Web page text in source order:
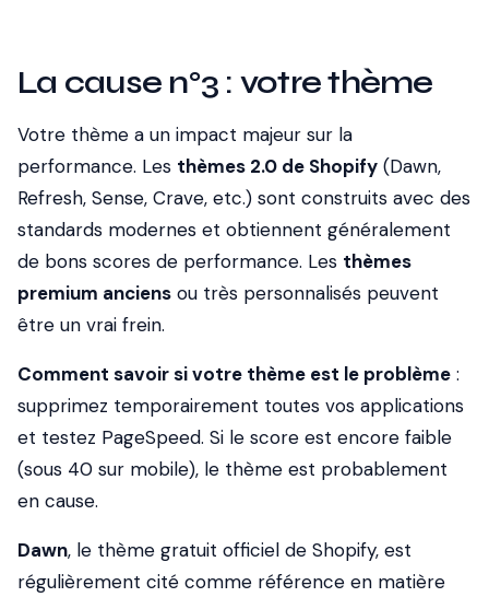
La cause n°3 : votre thème
Votre thème a un impact majeur sur la
performance. Les thèmes 2.0 de Shopify (Dawn,
Refresh, Sense, Crave, etc.) sont construits avec des
standards modernes et obtiennent généralement
de bons scores de performance. Les thèmes
premium anciens ou très personnalisés peuvent
être un vrai frein.
Comment savoir si votre thème est le problème :
supprimez temporairement toutes vos applications
et testez PageSpeed. Si le score est encore faible
(sous 40 sur mobile), le thème est probablement
en cause.
Dawn, le thème gratuit officiel de Shopify, est
régulièrement cité comme référence en matière